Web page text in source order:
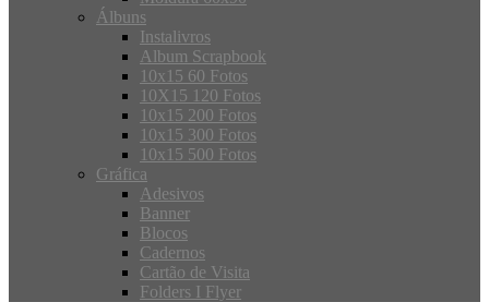
Álbuns
Instalivros
Album Scrapbook
10x15 60 Fotos
10X15 120 Fotos
10x15 200 Fotos
10x15 300 Fotos
10x15 500 Fotos
Gráfica
Adesivos
Banner
Blocos
Cadernos
Cartão de Visita
Folders I Flyer